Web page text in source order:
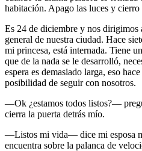
habitación. Apago las luces y cierro
Es 24 de diciembre y nos dirigimos
general de nuestra ciudad. Hace
mi princesa, está internada. Tiene
que de la nada se le desarrolló,
espera es demasiado larga, eso
posibilidad de seguir con nosotros.
—Ok ¿estamos todos listos?—
cierra la puerta detrás mío.
—Listos mi vida— dice mi esposa
encuentra sobre la palanca de